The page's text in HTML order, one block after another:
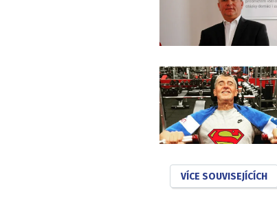
VÍCE SOUVISEJÍCÍCH